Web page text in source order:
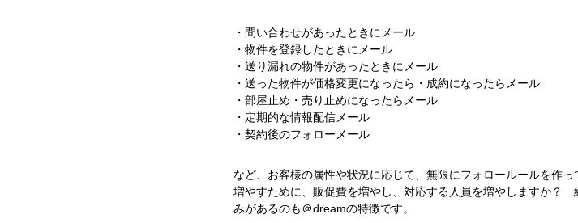
・問い合わせがあったときにメール
・物件を登録したときにメール
・送り漏れの物件があったときにメール
・送った物件が価格変更になったら・成約になったらメール
・部屋止め・売り止めになったらメール
・定期的な情報配信メール
・契約後のフォローメール
など、お客様の属性や状況に応じて、無限にフォロールールを作
増やすために、販促費を増やし、対応する人員を増やしますか？
みがあるのも＠dreamの特徴です。